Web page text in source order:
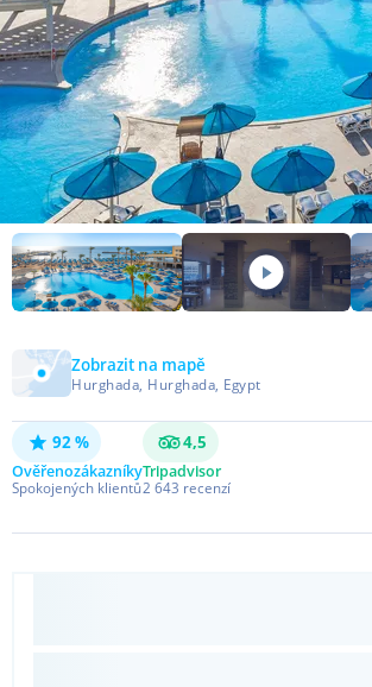
Zobrazit na mapě
Hurghada, Hurghada, Egypt
92 %
Ověřenozákazníky
Spokojených klientů
4,5
Tripadvisor
2 643 recenzí